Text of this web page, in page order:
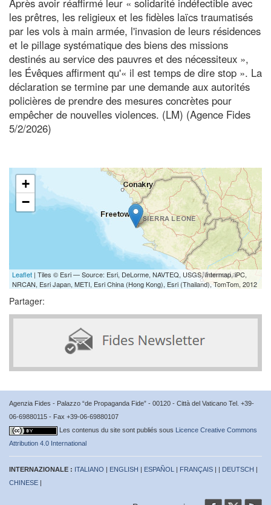
Après avoir réaffirmé leur « solidarité indéfectible avec
les prêtres, les religieux et les fidèles laïcs traumatisés
par les vols à main armée, l'invasion de leurs résidences
et le pillage systématique des biens des missions
destinés au service des pauvres et des nécessiteux »,
les Évêques affirment qu'« il est temps de dire stop ». La
déclaration se termine par une demande aux autorités
policières de prendre des mesures concrètes pour
empêcher de nouvelles violences. (LM) (Agence Fides
5/2/2026)
+
−
Leaflet | Tiles © Esri — Source: Esri, DeLorme, NAVTEQ, USGS, Intermap, iPC,
NRCAN, Esri Japan, METI, Esri China (Hong Kong), Esri (Thailand), TomTom, 2012
Partager:
Agenzia Fides - Palazzo “de Propaganda Fide” - 00120 - Città del Vaticano Tel. +39-
06-69880115 - Fax +39-06-69880107
Les contenus du site sont publiés sous Licence Creative Commons
Attribution 4.0 International
INTERNAZIONALE : ITALIANO | ENGLISH | ESPAÑOL | FRANÇAIS | | DEUTSCH |
CHINESE |